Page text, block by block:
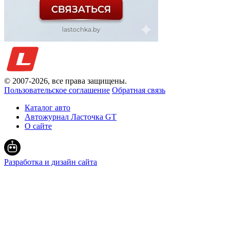
© 2007-2026, все права защищены.
Пользовательское соглашение Обратная связь
Каталог авто
Автожурнал Ласточка GT
О сайте
Разработка и дизайн сайта